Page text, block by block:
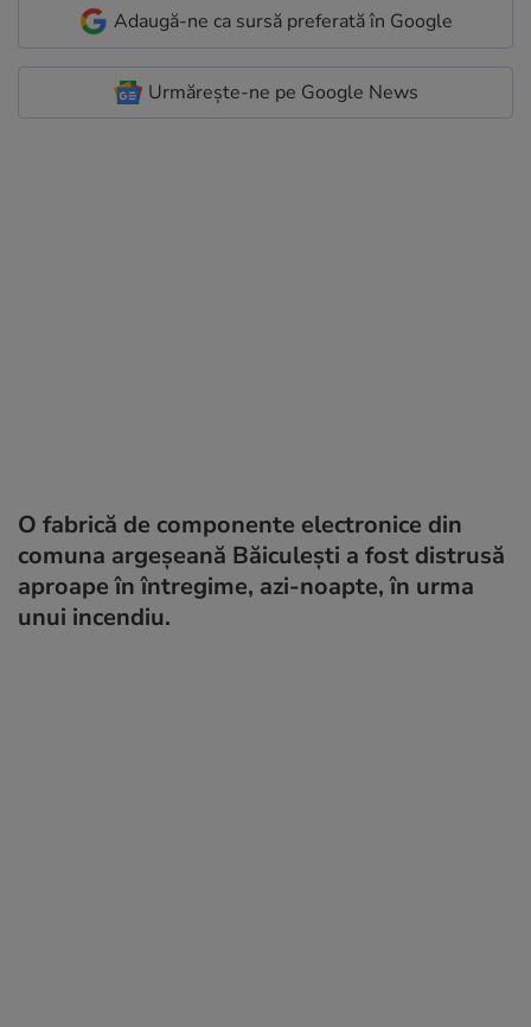
Adaugă-ne ca sursă preferată în Google
Urmărește-ne pe Google News
O fabrică de componente electronice din
comuna argeşeană Băiculeşti a fost distrusă
aproape în întregime, azi-noapte, în urma
unui incendiu.